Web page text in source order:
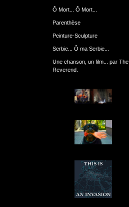
Ô Mort... Ô Mort...
Parenthèse
Peinture-Sculpture
Serbie... Ô ma Serbie...
Une chanson, un film... par The
Reverend.